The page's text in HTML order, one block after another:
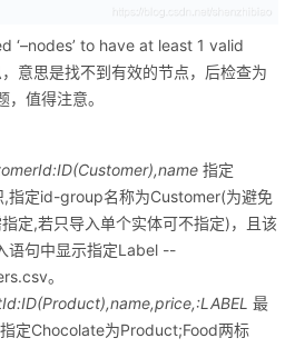
‘–nodes’ to have at least 1 valid
意思是找不到有效的节点，后检查为
值得注意。
指定
指定id-group名称为Customer(为避免
定,若只导入单个实体可不指定)，且该
语句中显示指定Label --
。
最
定Chocolate为Product;Food两标